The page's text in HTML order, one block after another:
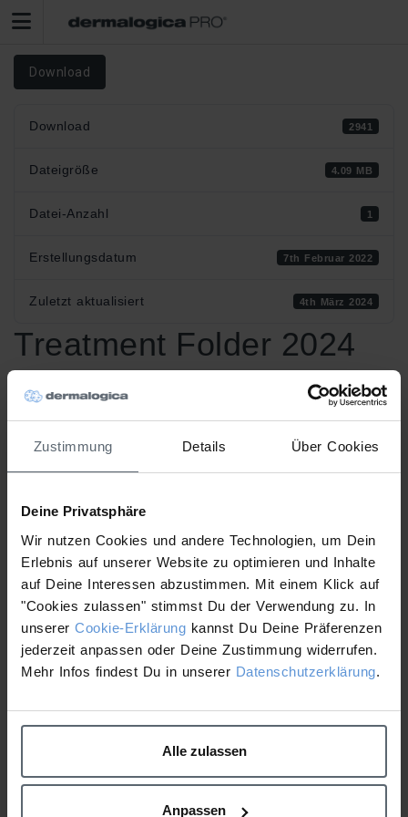
Zustimmung Details Über Cookies
Deine Privatsphäre
Wir nutzen Cookies und andere Technologien, um Dein
Erlebnis auf unserer Website zu optimieren und Inhalte
auf Deine Interessen abzustimmen. Mit einem Klick auf
"Cookies zulassen" stimmst Du der Verwendung zu. In
unserer Cookie-Erklärung kannst Du Deine Präferenzen
jederzeit anpassen oder Deine Zustimmung widerrufen.
Mehr Infos findest Du in unserer Datenschutzerklärung.
Alle zulassen
Anpassen
Download
Download 2941
Dateigröße 4.09 MB
Datei-Anzahl 1
Erstellungsdatum 7th Februar 2022
Zuletzt aktualisiert 4th März 2024
Treatment Folder 2024
Treatmentstrukturfolder.pdf
3.65 MB
Download
Behandlungen treatment
Medical Expert Folder
Fact Sheet Circular